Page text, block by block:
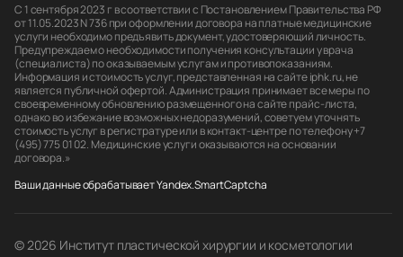
С 1 сентября 2023 г в соответствии с Постановлением Правительства РФ
от 11.05.2023 N 736 при оформлении договора на платные медицинские
услуги необходимо предъявить документ, удостоверяющий личность.
Предупреждаем о необходимости получения консультации у врача
(специалиста) по оказываемым услугам и противопоказаниям.
Информация и стоимость услуг, представленная на сайте iphk.ru, не
является публичной офертой. Администрация принимает все меры по
своевременному обновлению размещенного на сайте прайс-листа,
однако во избежание возможных недоразумений, советуем уточнять
стоимость услуг в регистратуре или в контакт-центре по телефону +7
(495) 775 01 02. Медицинские услуги оказываются на основании
договора.»
Ваши данные обрабатывает Yandex.SmartCaptcha
© 2026 Институт пластической хирургии и косметологии